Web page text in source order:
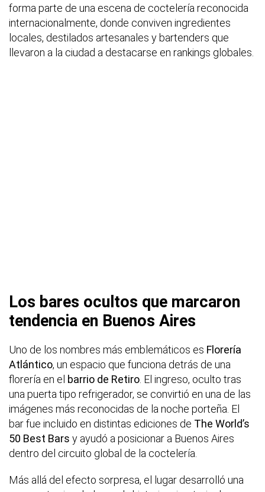
forma parte de una escena de coctelería reconocida
internacionalmente, donde conviven ingredientes
locales, destilados artesanales y bartenders que
llevaron a la ciudad a destacarse en rankings globales.
Los bares ocultos que marcaron
tendencia en Buenos Aires
Uno de los nombres más emblemáticos es Florería
Atlántico, un espacio que funciona detrás de una
florería en el barrio de Retiro . El ingreso, oculto tras
una puerta tipo refrigerador, se convirtió en una de las
imágenes más reconocidas de la noche porteña. El
bar fue incluido en distintas ediciones de The World’s
50 Best Bars y ayudó a posicionar a Buenos Aires
dentro del circuito global de la coctelería.
Más allá del efecto sorpresa, el lugar desarrolló una